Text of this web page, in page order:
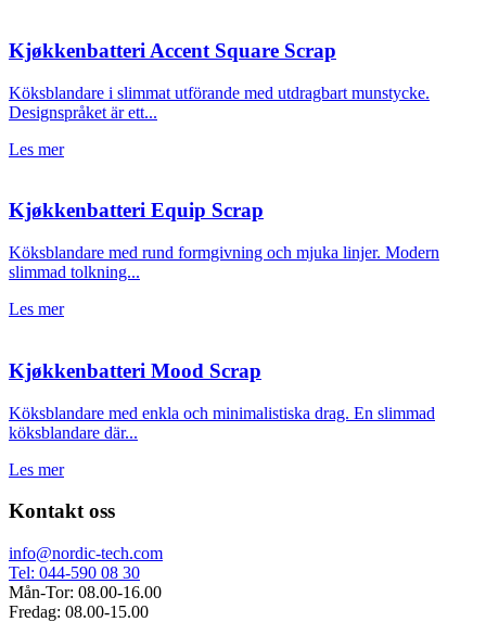
Kjøkkenbatteri Accent Square Scrap
Köksblandare i slimmat utförande med utdragbart munstycke.
Designspråket är ett...
Les mer
Kjøkkenbatteri Equip Scrap
Köksblandare med rund formgivning och mjuka linjer. Modern
slimmad tolkning...
Les mer
Kjøkkenbatteri Mood Scrap
Köksblandare med enkla och minimalistiska drag. En slimmad
köksblandare där...
Les mer
Kontakt oss
info@nordic-tech.com
Tel: 044-590 08 30
Mån-Tor: 08.00-16.00
Fredag: 08.00-15.00